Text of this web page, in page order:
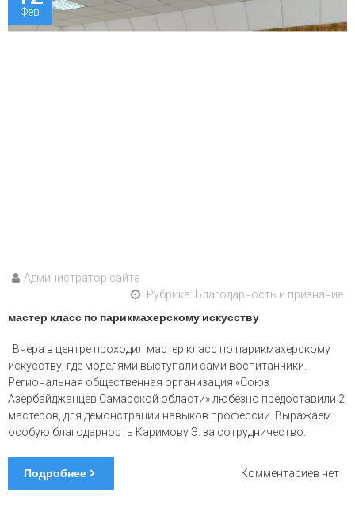
Фев
Администратор сайта
Рубрика: Благодарность и признание
мастер класс по парикмахерскому искусству
Вчера в центре проходил мастер класс по парикмахерскому
искусству, где моделями выступали сами воспитанники.
Региональная общественная организация «Союз
Азербайджанцев Самарской области» любезно предоставили 2
мастеров, для демонстрации навыков профессии. Выражаем
особую благодарность Каримову Э. за сотрудничество.
Подробнее Комментариев кнет